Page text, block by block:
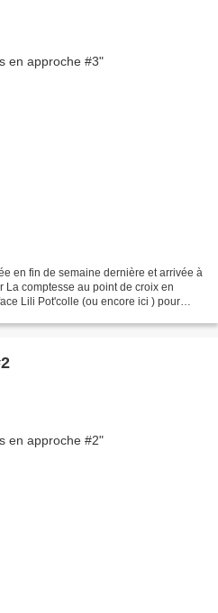
en fin de semaine dernière et arrivée à
La comptesse au point de croix en
Lili Pot'colle (ou encore ici ) pour